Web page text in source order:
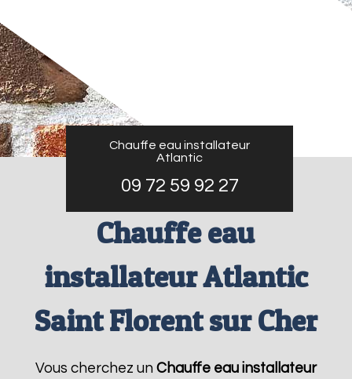
Chauffe eau installateur
Atlantic
09 72 59 92 27
Chauffe eau
installateur Atlantic
Saint Florent sur Cher
Vous cherchez un Chauffe eau installateur